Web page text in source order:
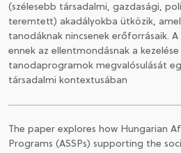
(szélesebb társadalmi, gazdasági,
teremtett) akadályokba ütközik,
tanodáknak nincsenek erőforrásaik.
ennek az ellentmondásnak a
tanodaprogramok megvalósulását
társadalmi kontextusában
The paper explores how Hungarian
Programs (ASSPs) supporting the